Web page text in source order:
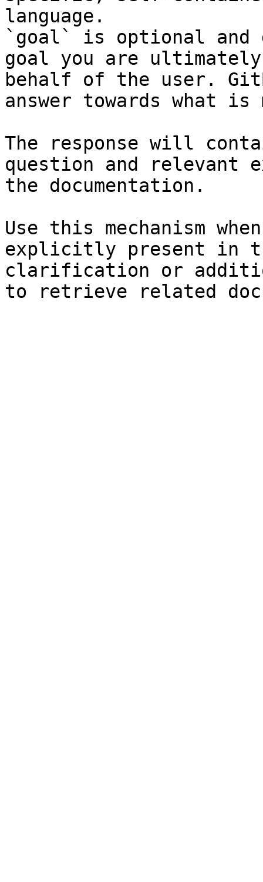
language.
`goal` is optional and
goal you are
behalf of the user.
answer towards what
The response will
question and relevant
the documentation.
Use this mechanism
explicitly present in
clarification or